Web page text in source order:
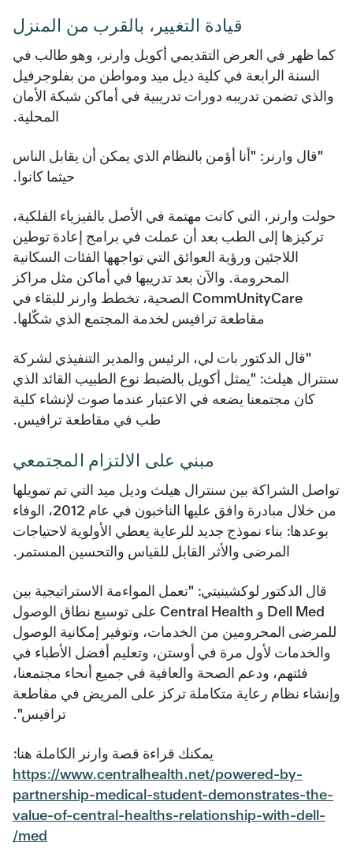
قيادة التغيير، بالقرب من المنزل
كما ظهر في العرض التقديمي أكويل وارنر، وهو طالب في
السنة الرابعة في كلية ديل ميد ومواطن من بفلوجرفيل
والذي تضمن تدريبه دورات تدريبية في أماكن شبكة الأمان
المحلية.
"قال وارنر: "أنا أؤمن بالنظام الذي يمكن أن يقابل الناس
حيثما كانوا.
حولت وارنر، التي كانت مهتمة في الأصل بالفيزياء الفلكية،
تركيزها إلى الطب بعد أن عملت في برامج إعادة توطين
اللاجئين ورؤية العوائق التي تواجهها الفئات السكانية
المحرومة. والآن بعد تدريبها في أماكن مثل مراكز
CommUnityCare الصحية، تخطط وارنر للبقاء في
مقاطعة ترافيس لخدمة المجتمع الذي شكّلها.
"قال الدكتور بات لي، الرئيس والمدير التنفيذي لشركة
سنترال هيلث: "يمثل أكويل بالضبط نوع الطبيب القائد الذي
كان مجتمعنا يضعه في الاعتبار عندما صوت لإنشاء كلية
طب في مقاطعة ترافيس.
مبني على الالتزام المجتمعي
تواصل الشراكة بين سنترال هيلث وديل ميد التي تم تمويلها
من خلال مبادرة وافق عليها الناخبون في عام 2012، الوفاء
بوعدها: بناء نموذج جديد للرعاية يعطي الأولوية لاحتياجات
المرضى والأثر القابل للقياس والتحسين المستمر.
قال الدكتور لوكشينيتي: "تعمل المواءمة الاستراتيجية بين
Dell Med و Central Health على توسيع نطاق الوصول
للمرضى المحرومين من الخدمات، وتوفير إمكانية الوصول
والخدمات لأول مرة في أوستن، وتعليم أفضل الأطباء في
فئتهم، ودعم الصحة والعافية في جميع أنحاء مجتمعنا،
وإنشاء نظام رعاية متكاملة تركز على المريض في مقاطعة
ترافيس".
يمكنك قراءة قصة وارنر الكاملة هنا:
https://www.centralhealth.net/powered-by-
partnership-medical-student-demonstrates-the-
value-of-central-healths-relationship-with-dell-
med/